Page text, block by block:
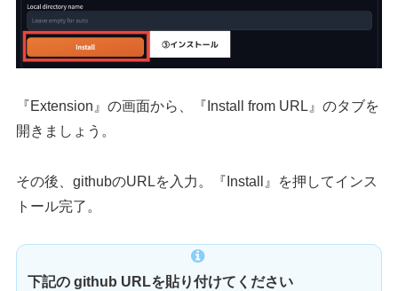
『Extension』の画面から、『Install from URL』のタブを
開きましょう。
その後、githubのURLを入力。『Install』を押してインス
トール完了。
下記の github URLを貼り付けてください